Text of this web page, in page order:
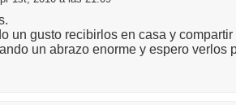
un gusto recibirlos en casa y
un abrazo enorme y espero verlos